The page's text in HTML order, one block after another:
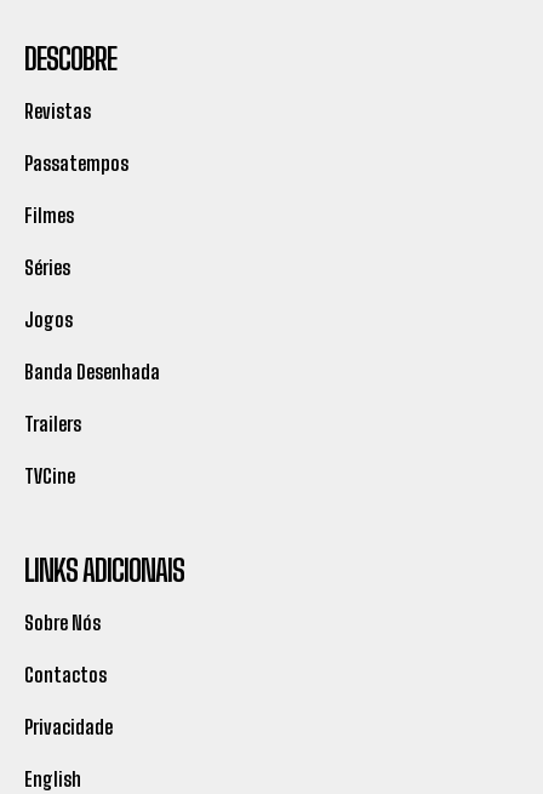
DESCOBRE
Revistas
Passatempos
Filmes
Séries
Jogos
Banda Desenhada
Trailers
TVCine
LINKS ADICIONAIS
Sobre Nós
Contactos
Privacidade
English